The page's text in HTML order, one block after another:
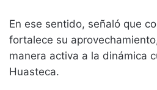
En ese sentido, señaló que
fortalece su
manera activa a la dinámica
Huasteca.